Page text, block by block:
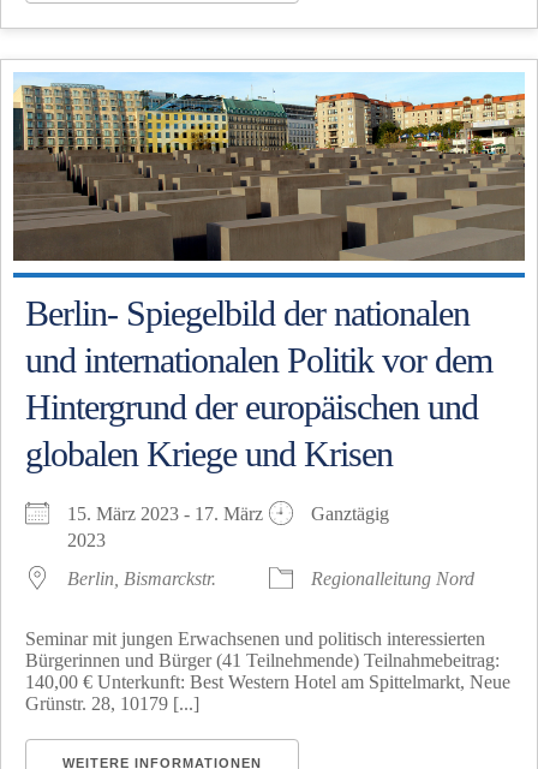
Berlin- Spiegelbild der nationalen
und internationalen Politik vor dem
Hintergrund der europäischen und
globalen Kriege und Krisen
15. März 2023 - 17. März
2023
Ganztägig
Berlin, Bismarckstr. Regionalleitung Nord
Seminar mit jungen Erwachsenen und politisch interessierten
Bürgerinnen und Bürger (41 Teilnehmende) Teilnahmebeitrag:
140,00 € Unterkunft: Best Western Hotel am Spittelmarkt, Neue
Grünstr. 28, 10179 [...]
WEITERE INFORMATIONEN